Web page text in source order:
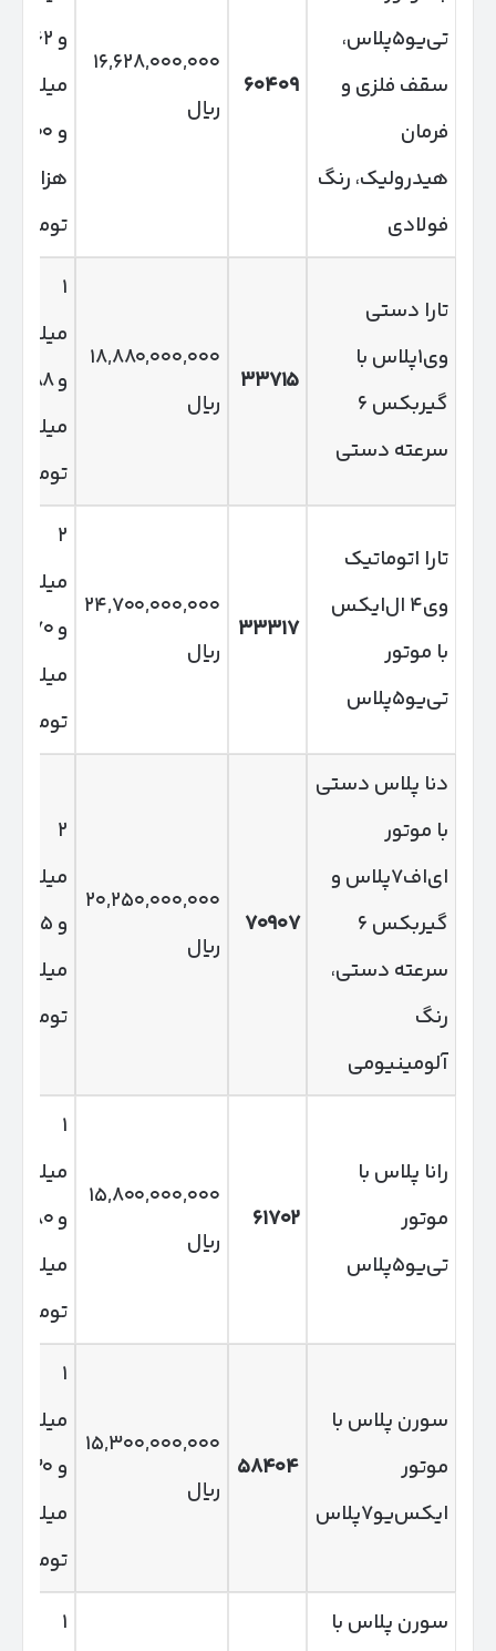
تی‌یو۵پلاس،
سقف فلزی و
فرمان
هیدرولیک، رنگ
فولادی
۶۰۴۰۹
۱۶,۶۲۸,۰۰۰,۰۰۰
ریال
و ۶۶۲
میلیون
و ۸۰۰
هزار
تومان
تارا دستی
وی۱پلاس با
گیربکس ۶
سرعته دستی
۳۳۷۱۵
۱۸,۸۸۰,۰۰۰,۰۰۰
ریال
۱
میلیارد
و ۸۸۸
میلیون
تومان
تارا اتوماتیک
وی۴ ال‌ایکس
با موتور
تی‌یو۵پلاس
۳۳۳۱۷
۲۴,۷۰۰,۰۰۰,۰۰۰
ریال
۲
میلیارد
و ۴۷۰
میلیون
تومان
دنا پلاس دستی
با موتور
ای‌اف۷پلاس و
گیربکس ۶
سرعته دستی،
رنگ
آلومینیومی
۷۰۹۰۷
۲۰,۲۵۰,۰۰۰,۰۰۰
ریال
۲
میلیارد
و ۲۵
میلیون
تومان
رانا پلاس با
موتور
تی‌یو۵پلاس
۶۱۷۰۲
۱۵,۸۰۰,۰۰۰,۰۰۰
ریال
۱
میلیارد
و ۵۸۰
میلیون
تومان
سورن پلاس با
موتور
ایکس‌یو۷پلاس
۵۸۴۰۴
۱۵,۳۰۰,۰۰۰,۰۰۰
ریال
۱
میلیارد
و ۵۳۰
میلیون
تومان
سورن پلاس با
۱